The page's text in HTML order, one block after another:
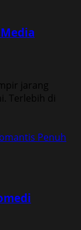
jarang
Terlebih di
Penuh